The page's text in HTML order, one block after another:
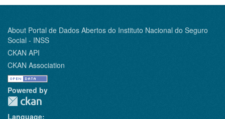
About Portal de Dados Abertos do Instituto Nacional do Seguro
Social - INSS
CKAN API
CKAN Association
Powered by
Language